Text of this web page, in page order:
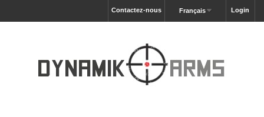
Login
Français
Contactez-nous